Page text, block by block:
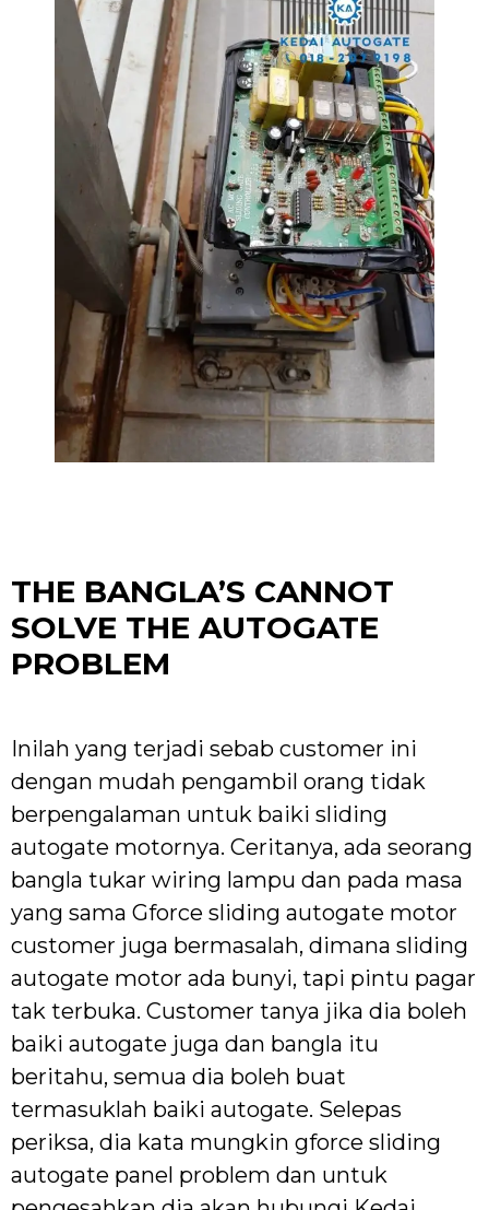
THE BANGLA’S CANNOT
SOLVE THE AUTOGATE
PROBLEM
Inilah yang terjadi sebab customer ini
dengan mudah pengambil orang tidak
berpengalaman untuk baiki sliding
autogate motornya. Ceritanya, ada seorang
bangla tukar wiring lampu dan pada masa
yang sama Gforce sliding autogate motor
customer juga bermasalah, dimana sliding
autogate motor ada bunyi, tapi pintu pagar
tak terbuka. Customer tanya jika dia boleh
baiki autogate juga dan bangla itu
beritahu, semua dia boleh buat
termasuklah baiki autogate. Selepas
periksa, dia kata mungkin gforce sliding
autogate panel problem dan untuk